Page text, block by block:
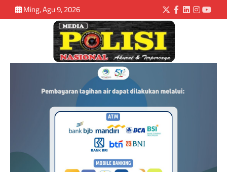
Ming, Agu 9, 2026